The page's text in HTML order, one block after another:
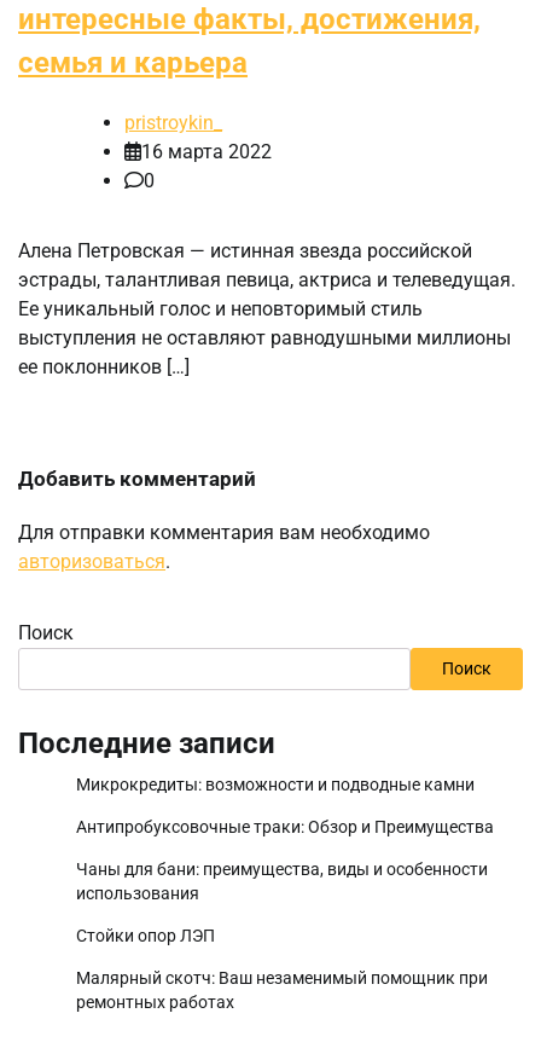
интересные факты, достижения,
семья и карьера
pristroykin_
16 марта 2022
0
Алена Петровская — истинная звезда российской
эстрады, талантливая певица, актриса и телеведущая.
Ее уникальный голос и неповторимый стиль
выступления не оставляют равнодушными миллионы
ее поклонников […]
Добавить комментарий
Для отправки комментария вам необходимо
авторизоваться.
Поиск
Поиск
Последние записи
Микрокредиты: возможности и подводные камни
Антипробуксовочные траки: Обзор и Преимущества
Чаны для бани: преимущества, виды и особенности
использования
Стойки опор ЛЭП
Малярный скотч: Ваш незаменимый помощник при
ремонтных работах